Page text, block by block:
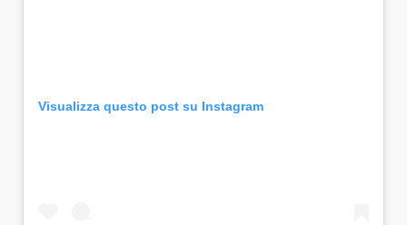
Visualizza questo post su Instagram